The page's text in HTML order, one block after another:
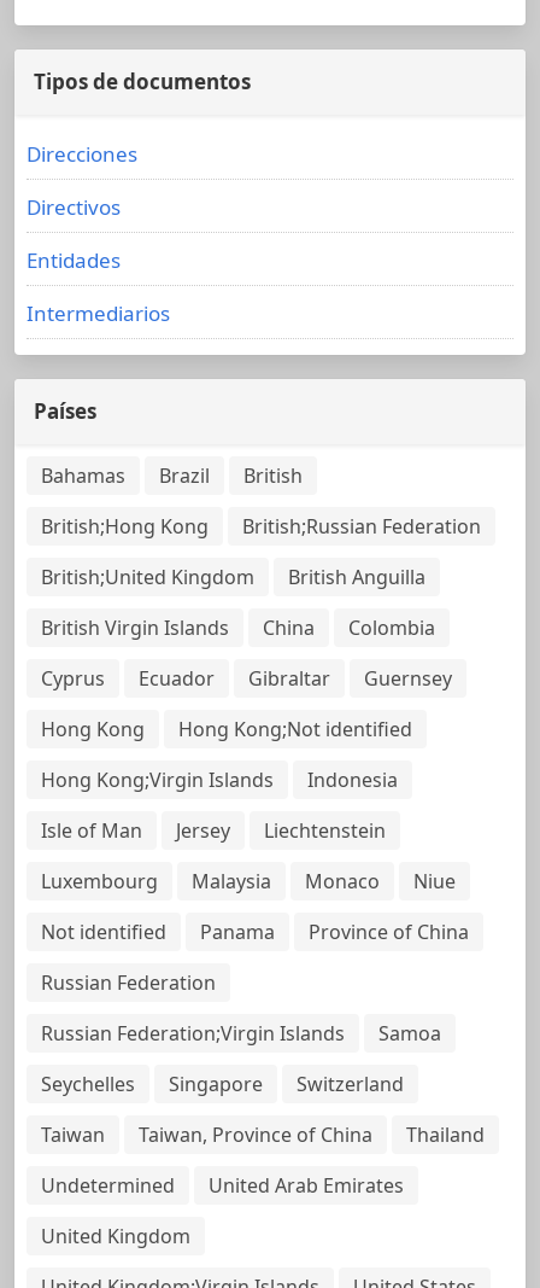
Tipos de documentos
Direcciones
Directivos
Entidades
Intermediarios
Países
Bahamas Brazil
British
British;Hong Kong
British;Russian Federation
British;United Kingdom
British Anguilla
British Virgin Islands
China
Colombia
Cyprus
Ecuador Gibraltar
Guernsey
Hong Kong
Hong Kong;Not identified
Hong Kong;Virgin Islands
Indonesia
Isle of Man
Jersey
Liechtenstein
Luxembourg
Malaysia Monaco
Niue
Not identified
Panama
Province of China
Russian Federation
Russian Federation;Virgin Islands
Samoa
Seychelles
Singapore
Switzerland
Taiwan
Taiwan, Province of China
Thailand
Undetermined
United Arab Emirates
United Kingdom